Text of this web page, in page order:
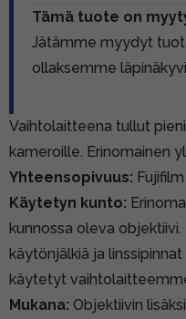
Tämä tuote on
Jätämme myydyt
ollaksemme
Vaihtolaitteena tullut
kameroille. Erinomainen
Yhteensopivuus:
Käytetyn kunto:
kunnossa oleva
käytönjälkiä ja
käytetyt
Mukana: Objektiivin